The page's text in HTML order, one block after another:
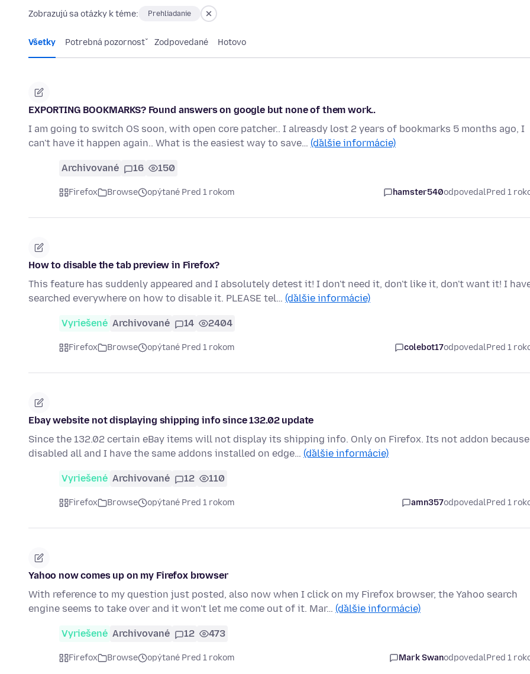
Zobrazujú sa otázky k téme: Prehliadanie
Všetky Potrebná pozornosť Zodpovedané Hotovo
EXPORTING BOOKMARKS? Found answers on google but none of them work..
I am going to switch OS soon, with open core patcher.. I alreasdy lost 2 years of bookmarks 5 months ago, I
can't have it happen again.. What is the easiest way to save… (ďalšie informácie)
Archivované 16 150
Firefox Browse opýtané Pred 1 rokom hamster540odpovedalPred 1
How to disable the tab preview in Firefox?
This feature has suddenly appeared and I absolutely detest it! I don't need it, don't like it, don't want it! I
searched everywhere on how to disable it. PLEASE tel… (ďalšie informácie)
Vyriešené Archivované 14 2404
Firefox Browse opýtané Pred 1 rokom colebot17odpovedalPred 1
Ebay website not displaying shipping info since 132.02 update
Since the 132.02 certain eBay items will not display its shipping info. Only on Firefox. Its not addon
disabled all and I have the same addons installed on edge… (ďalšie informácie)
Vyriešené Archivované 12 110
Firefox Browse opýtané Pred 1 rokom amn357odpovedalPred 1
Yahoo now comes up on my Firefox browser
With reference to my question just posted, also now when I click on my Firefox browser, the Yahoo search
engine seems to take over and it won't let me come out of it. Mar… (ďalšie informácie)
Vyriešené Archivované 12 473
Firefox Browse opýtané Pred 1 rokom Mark SwanodpovedalPred 1